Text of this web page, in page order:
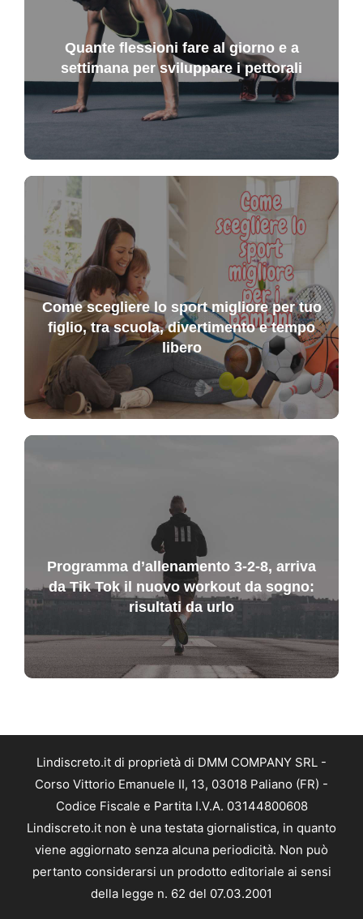
Quante flessioni fare al giorno e a
settimana per sviluppare i pettorali
Come scegliere lo sport migliore per tuo
figlio, tra scuola, divertimento e tempo
libero
Programma d’allenamento 3-2-8, arriva
da Tik Tok il nuovo workout da sogno:
risultati da urlo
Lindiscreto.it di proprietà di DMM COMPANY SRL -
Corso Vittorio Emanuele II, 13, 03018 Paliano (FR) -
Codice Fiscale e Partita I.V.A. 03144800608
Lindiscreto.it non è una testata giornalistica, in quanto
viene aggiornato senza alcuna periodicità. Non può
pertanto considerarsi un prodotto editoriale ai sensi
della legge n. 62 del 07.03.2001